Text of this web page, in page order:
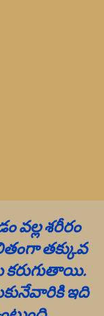
వల్ల శరీరం
తక్కువ
కరుగుతాయి.
ఇది